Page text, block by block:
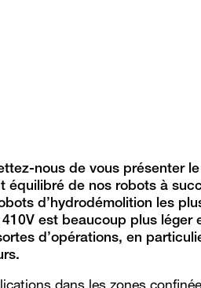
nous de vous présenter
équilibré de nos robots à
d’hydrodémolition les
est beaucoup plus léger
d’opérations, en